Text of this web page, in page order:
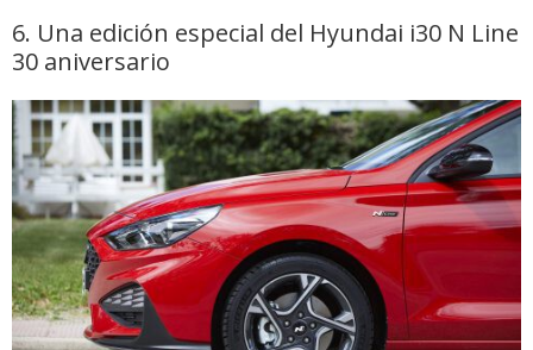
6. Una edición especial del Hyundai i30 N Line
30 aniversario